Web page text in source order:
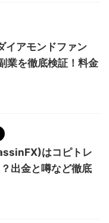
アモンドファン
業を徹底検証！料金
はコピトレ
出金と噂など徹底